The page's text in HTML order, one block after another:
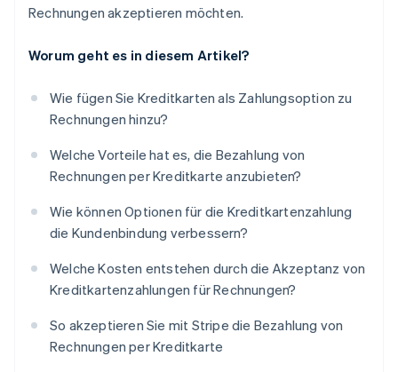
Rechnungen akzeptieren möchten.
Worum geht es in diesem Artikel?
Wie fügen Sie Kreditkarten als Zahlungsoption zu
Rechnungen hinzu?
Welche Vorteile hat es, die Bezahlung von
Rechnungen per Kreditkarte anzubieten?
Wie können Optionen für die Kreditkartenzahlung
die Kundenbindung verbessern?
Welche Kosten entstehen durch die Akzeptanz von
Kreditkartenzahlungen für Rechnungen?
So akzeptieren Sie mit Stripe die Bezahlung von
Rechnungen per Kreditkarte